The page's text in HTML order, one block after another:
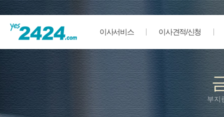
이사서비스 이사견적/신청
부지